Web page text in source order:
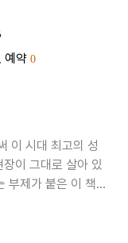
, 예약 0
이 시대 최고의 성
이 그대로 살아 있
부제가 붙은 이 책에